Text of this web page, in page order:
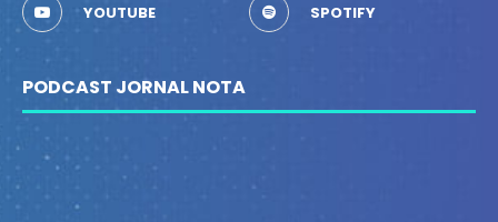
YOUTUBE SPOTIFY
PODCAST JORNAL NOTA